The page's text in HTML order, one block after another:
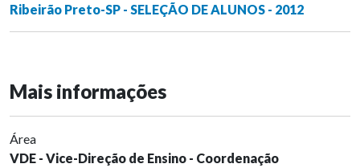
Ribeirão Preto-SP - SELEÇÃO DE ALUNOS - 2012
Mais informações
Área
VDE - Vice-Direção de Ensino - Coordenação